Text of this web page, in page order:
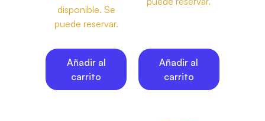
disponible. Se
puede reservar.
Añadir al
carrito
Añadir al
carrito